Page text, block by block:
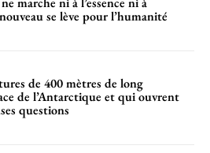
se lève pour l’humanité
de 400 mètres de long
de l’Antarctique et qui ouvrent
questions